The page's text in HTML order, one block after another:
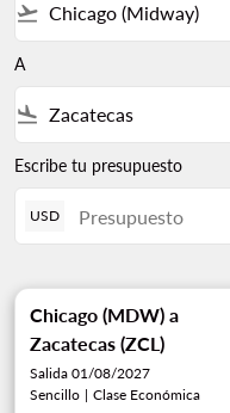
flight_takeoff
A
flight_land
Escribe tu presupuesto
USD
Chicago (MDW) a
Zacatecas (ZCL)
Salida 01/08/2027
Sencillo | Clase Económica